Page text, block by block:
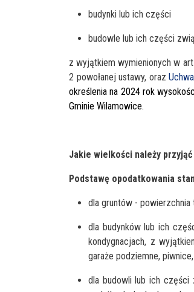
budynki lub ich części
budowle lub ich części
z wyjątkiem wymienionych w
2 powołanej ustawy, oraz
określenia na 2024rok
Gminie Wilamowice.
Jakie wielkości należy
Podstawę opodatkowania
dla gruntów - powierzchnia
dla budynków lub ich
kondygnacjach, z
garaże podziemne,
dla budowli lub ich części